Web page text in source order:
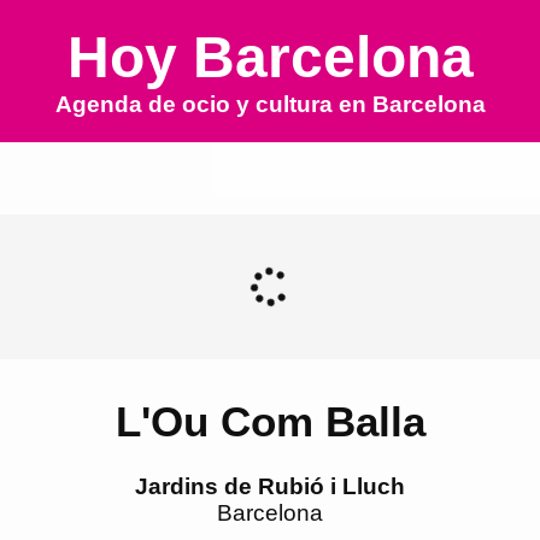
Hoy Barcelona
Agenda de ocio y cultura en Barcelona
L'Ou Com Balla
Jardins de Rubió i Lluch
Barcelona